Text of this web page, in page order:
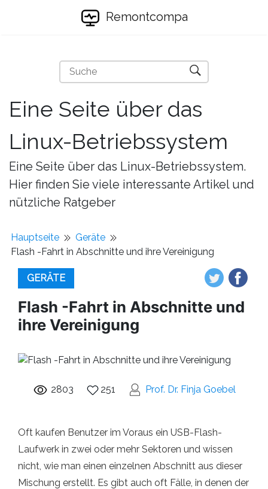
Remontcompa
Eine Seite über das
Linux-Betriebssystem
Eine Seite über das Linux-Betriebssystem.
Hier finden Sie viele interessante Artikel und
nützliche Ratgeber
Hauptseite
Geräte
Flash -Fahrt in Abschnitte und ihre Vereinigung
GERÄTE
Flash -Fahrt in Abschnitte und
ihre Vereinigung
2803 251 Prof. Dr. Finja Goebel
Oft kaufen Benutzer im Voraus ein USB-Flash-
Laufwerk in zwei oder mehr Sektoren und wissen
nicht, wie man einen einzelnen Abschnitt aus dieser
Mischung erstellt. Es gibt auch oft Fälle, in denen der